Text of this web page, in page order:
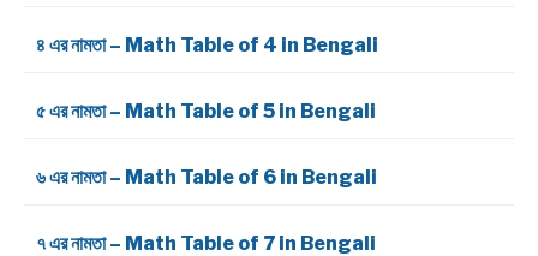
৪ এর নামতা – Math Table of 4 in Bengali
৫ এর নামতা – Math Table of 5 in Bengali
৬ এর নামতা – Math Table of 6 in Bengali
৭ এর নামতা – Math Table of 7 in Bengali